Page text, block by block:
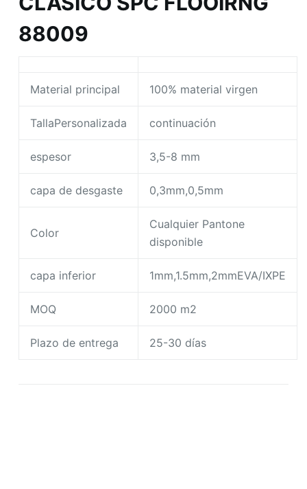
88009
Material principal 100% material virgen
TallaPersonalizada continuación
espesor 3,5-8 mm
capa de desgaste 0,3mm,0,5mm
Color
Cualquier Pantone
disponible
capa inferior 1mm,1.5mm,2mmEVA/IXPE
MOQ 2000 m2
Plazo de entrega 25-30 días